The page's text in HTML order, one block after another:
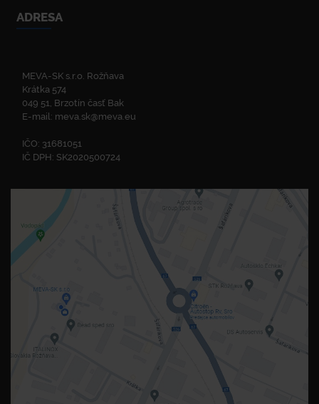
ADRESA
MEVA-SK s.r.o. Rožňava
Krátka 574
049 51, Brzotín časť Bak
E-mail: meva.sk@meva.eu
IČO: 31681051
IČ DPH: SK2020500724